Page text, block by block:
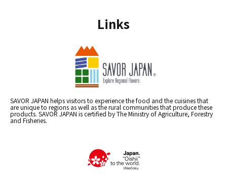
Links
SAVOR JAPAN helps visitors to experience the food and the cuisines that
are unique to regions as well as the rural communities that produce these
products. SAVOR JAPAN is certified by The Ministry of Agriculture, Forestry
and Fisheries.